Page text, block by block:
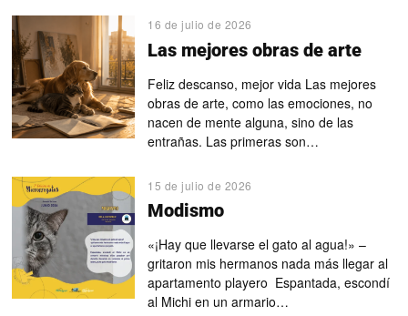
16 de julio de 2026
Las mejores obras de arte
Feliz descanso, mejor vida Las mejores
obras de arte, como las emociones, no
nacen de mente alguna, sino de las
entrañas. Las primeras son…
15 de julio de 2026
Modismo
«¡Hay que llevarse el gato al agua!» –
gritaron mis hermanos nada más llegar al
apartamento playero Espantada, escondí
al Michi en un armario…